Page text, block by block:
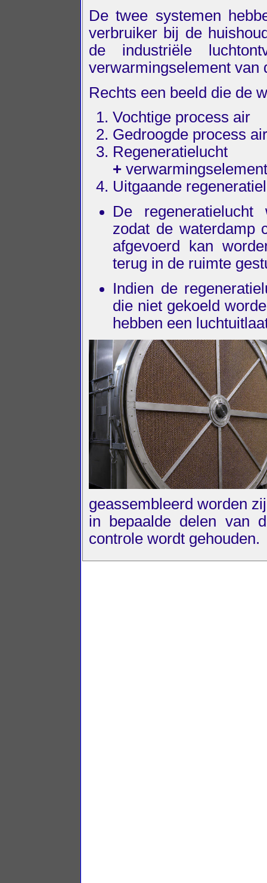
De twee systemen
verbruiker bij de
de industriële
verwarmingselement van
Rechts een beeld die de
Vochtige process air
Gedroogde process air
Regeneratielucht
+ verwarmingselement
Uitgaande
De regeneratielucht
zodat de waterdamp
afgevoerd kan
terug in de ruimte
Indien de
die niet gekoeld
hebben een
geassembleerd worden
in bepaalde delen van
controle wordt gehouden.